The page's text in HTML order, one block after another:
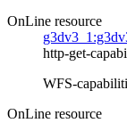
OnLine resource
http-get-
WFS-
OnLine resource